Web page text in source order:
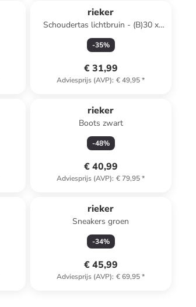
rieker
Schoudertas lichtbruin - (B)30 x
(H)27 x (D)12 cm
-35%
€ 31,99
Adviesprijs (AVP): € 49,95*
rieker
Boots zwart
-48%
€ 40,99
Adviesprijs (AVP): € 79,95*
rieker
Sneakers groen
-34%
€ 45,99
Adviesprijs (AVP): € 69,95*